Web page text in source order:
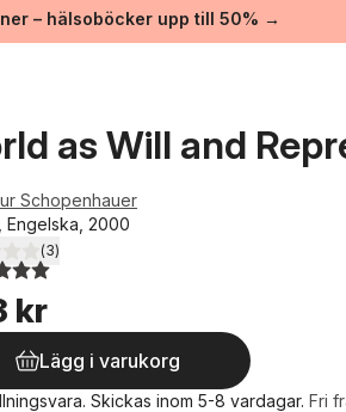
– hälsoböcker upp till 50% →
as Will and
Schopenhauer
Engelska, 2000
5 stjärnor. Totalt antal röster:
(3)
kr
Lägg i varukorg
Skickas inom 5-8 vardagar. Fri